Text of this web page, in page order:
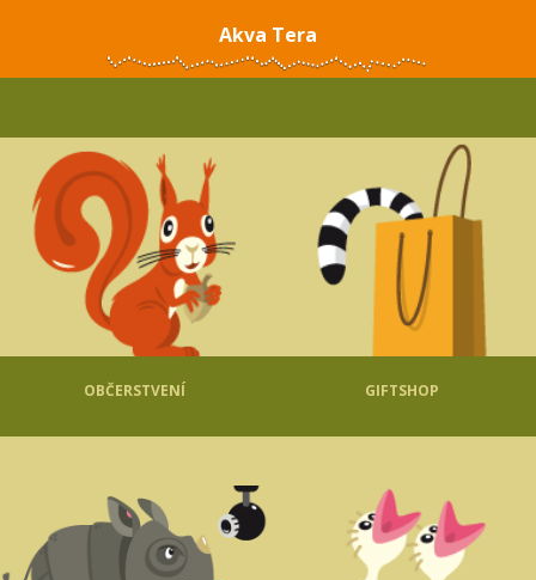
Akva Tera
OBČERSTVENÍ GIFTSHOP